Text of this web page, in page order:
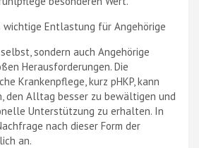
wichtige Entlastung für Angehörige
sondern auch Angehörige
Herausforderungen. Die
Krankenpflege, kurz pHKP, kann
den Alltag besser zu bewältigen und
Unterstützung zu erhalten. In
nach dieser Form der
an.